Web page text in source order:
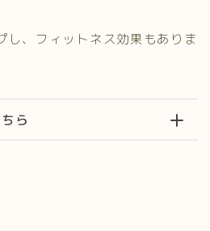
し、フィットネス効果もありま
ら